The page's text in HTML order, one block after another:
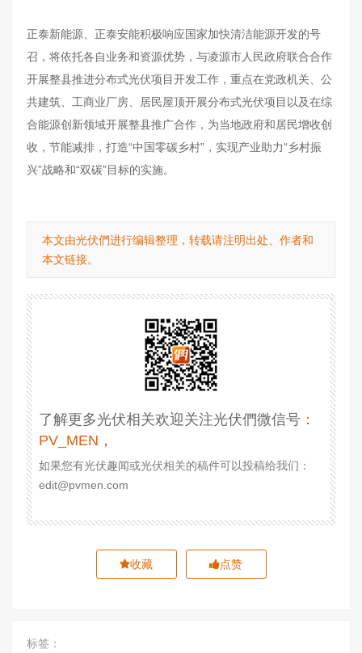
正泰新能源、正泰安能积极响应国家加快清洁能源开发的号
召，将依托各自业务和资源优势，与凌源市人民政府联合合作
开展整县推进分布式光伏项目开发工作，重点在党政机关、公
共建筑、工商业厂房、居民屋顶开展分布式光伏项目以及在综
合能源创新领域开展整县推广合作，为当地政府和居民增收创
收，节能减排，打造“中国零碳乡村”，实现产业助力“乡村振
兴”战略和“双碳”目标的实施。
本文由光伏們进行编辑整理，转载请注明出处、作者和
本文链接。
了解更多光伏相关欢迎关注光伏們微信号 ：
PV_MEN ，
如果您有光伏趣闻或光伏相关的稿件可以投稿给我们：
edit@pvmen.com
收藏 点赞
标签：